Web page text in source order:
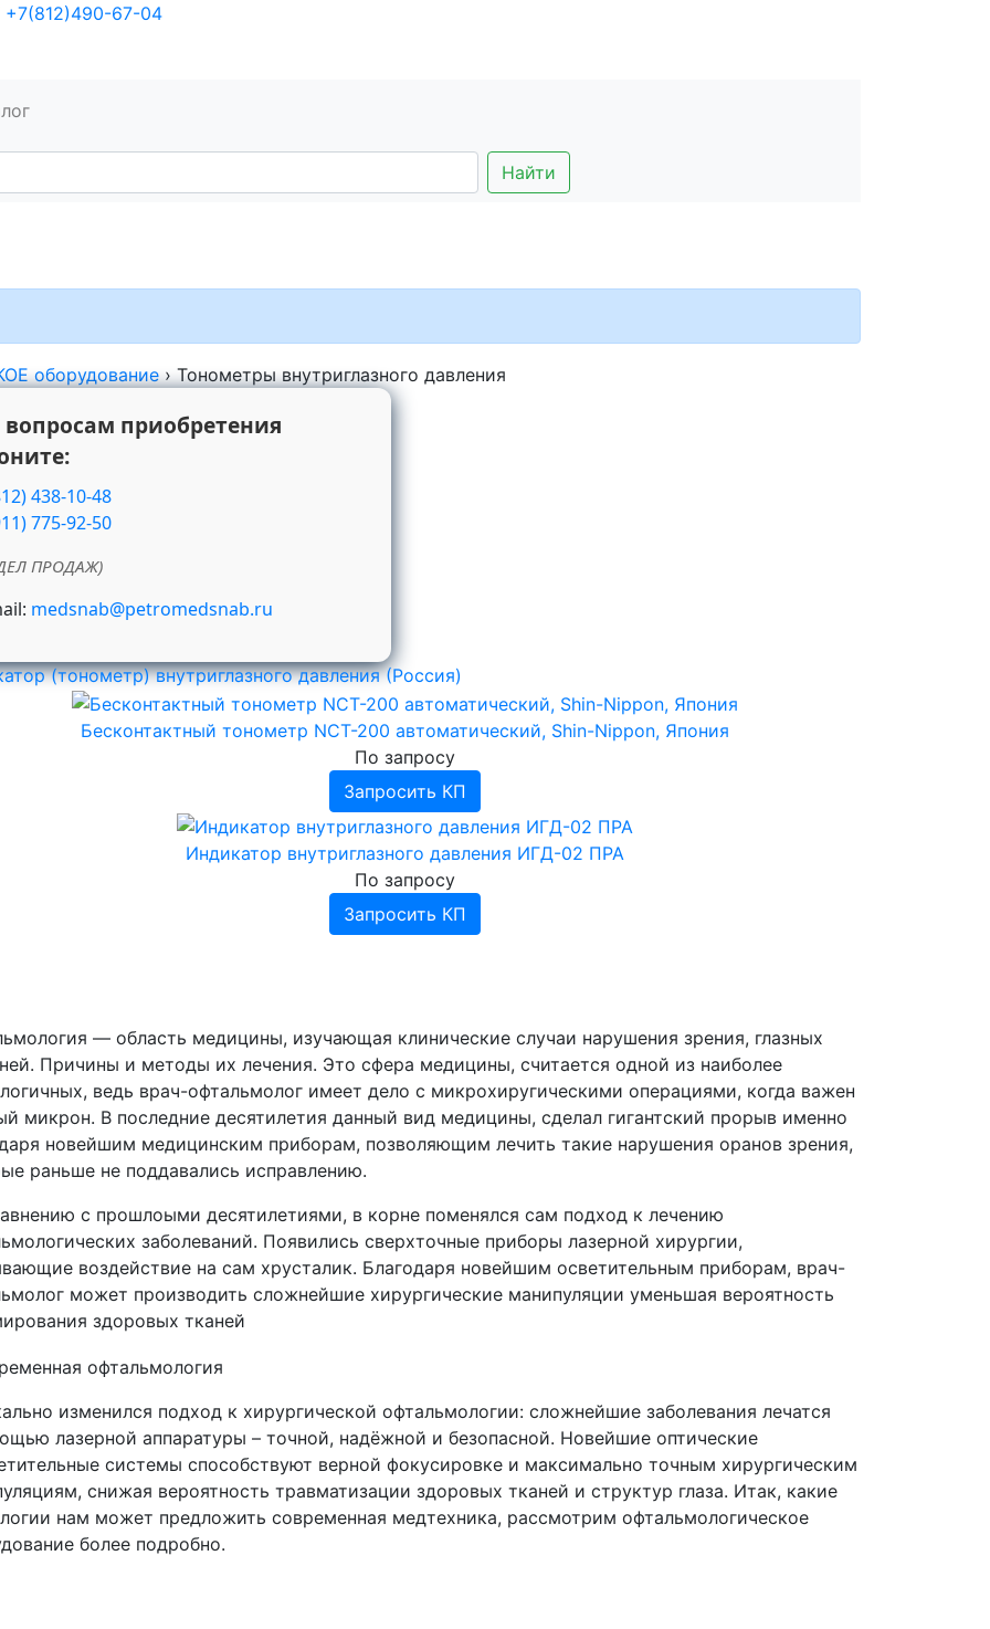
+7(812)490-67-04
Найти
оборудование ›Тонометры внутриглазного давления
вопросам приобретения
438-10-48
775-92-50
ПРОДАЖ)
medsnab@petromedsnab.ru
(тонометр) внутриглазного давления (Россия)
Бесконтактный тонометр NCT-200 автоматический, Shin-Nippon, Япония
По запросу
Запросить КП
Индикатор внутриглазного давления ИГД-02 ПРА
По запросу
Запросить КП
— область медицины, изучающая клинические случаи нарушения зрения, глазных
Причины и методы их лечения. Это сфера медицины, считается одной из наиболее
ведь врач-офтальмолог имеет дело с микрохиругическими операциями, когда важен
микрон. В последние десятилетия данный вид медицины, сделал гигантский прорыв именно
новейшим медицинским приборам, позволяющим лечить такие нарушения оранов зрения,
раньше не поддавались исправлению.
с прошлоыми десятилетиями, в корне поменялся сам подход к лечению
заболеваний. Появились сверхточные приборы лазерной хирургии,
воздействие на сам хрусталик. Благодаря новейшим осветительным приборам, врач-
может производить сложнейшие хирургические манипуляции уменьшая вероятность
здоровых тканей
изменился подход к хирургической офтальмологии: сложнейшие заболевания лечатся
лазерной аппаратуры – точной, надёжной и безопасной. Новейшие оптические
системы способствуют верной фокусировке и максимально точным хирургическим
снижая вероятность травматизации здоровых тканей и структур глаза. Итак, какие
нам может предложить современная медтехника, рассмотрим офтальмологическое
более подробно.